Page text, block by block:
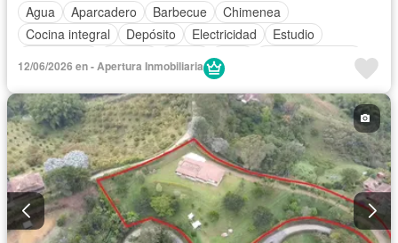
Agua
Aparcadero Barbecue
Chimenea
Cocina integral
Depósito Electricidad
Estudio
Patio
Vista panorámica
12/06/2026 en - Apertura Inmobiliaria